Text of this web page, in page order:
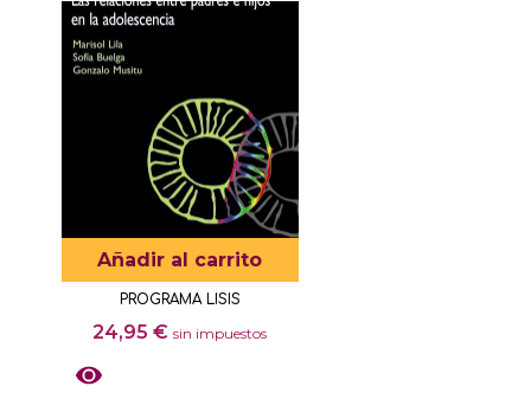
Añadir al carrito
PROGRAMA LISIS
24,95€ sin impuestos